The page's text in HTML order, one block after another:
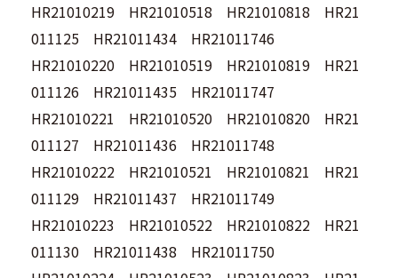
HR21010219 HR21010518 HR21010818 HR21
011125 HR21011434 HR21011746
HR21010220 HR21010519 HR21010819 HR21
011126 HR21011435 HR21011747
HR21010221 HR21010520 HR21010820 HR21
011127 HR21011436 HR21011748
HR21010222 HR21010521 HR21010821 HR21
011129 HR21011437 HR21011749
HR21010223 HR21010522 HR21010822 HR21
011130 HR21011438 HR21011750